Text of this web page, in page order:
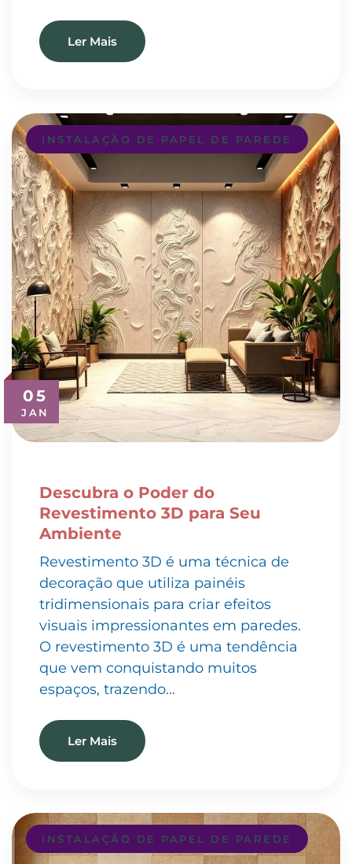
Ler Mais
05
JAN
INSTALAÇÃO DE PAPEL DE PAREDE
Descubra o Poder do
Revestimento 3D para Seu
Ambiente
Revestimento 3D é uma técnica de
decoração que utiliza painéis
tridimensionais para criar efeitos
visuais impressionantes em paredes.
O revestimento 3D é uma tendência
que vem conquistando muitos
espaços, trazendo…
Ler Mais
INSTALAÇÃO DE PAPEL DE PAREDE